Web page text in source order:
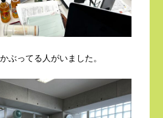
ぶってる人がいました。